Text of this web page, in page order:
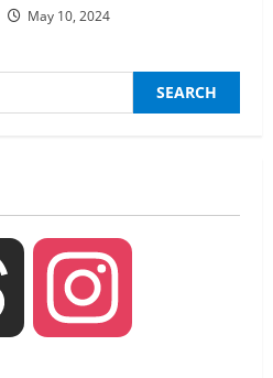
May 10, 2024
Threads
NEWS
पुरस्कार के लिए 13 वीरांगनाओं का
आर्या
6, 2026
NEWS